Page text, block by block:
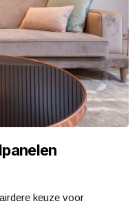
keuze voor